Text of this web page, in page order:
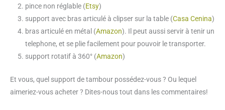
pince non réglable (Etsy)
support avec bras articulé à clipser sur la table (Casa Cenina)
bras articulé en métal (Amazon). Il peut aussi servir à tenir un
telephone, et se plie facilement pour pouvoir le transporter.
support rotatif à 360° (Amazon)
Et vous, quel support de tambour possédez-vous ? Ou lequel
aimeriez-vous acheter ? Dites-nous tout dans les commentaires!